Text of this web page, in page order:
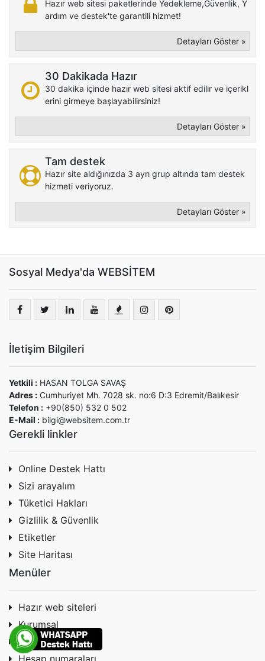
Hazır web sitesi paketlerinde Yedekleme,Güvenlik, Y
ardım ve destek'te garantili hizmet!
Detayları Göster »
30 Dakikada Hazır
30 dakika içinde hazır web sitesi aktif edilir ve içerikl
erini girmeye başlayabilirsiniz!
Detayları Göster »
Tam destek
Hazır site aldığınızda 3 ayrı grup altında tam destek
hizmeti veriyoruz.
Detayları Göster »
Sosyal Medya'da WEBSİTEM
İletişim Bilgileri
Yetkili : HASAN TOLGA SAVAŞ
Adres : Cumhuriyet Mh. 7028 sk. no:6 D:3 Edremit/Balıkesir
Telefon : +90(850) 532 0 502
E-Mail : bilgi@websitem.com.tr
Gerekli linkler
Online Destek Hattı
Sizi arayalım
Tüketici Hakları
Gizlilik & Güvenlik
Etiketler
Site Haritası
Menüler
Hazır web siteleri
Kurumsal
Teklif al